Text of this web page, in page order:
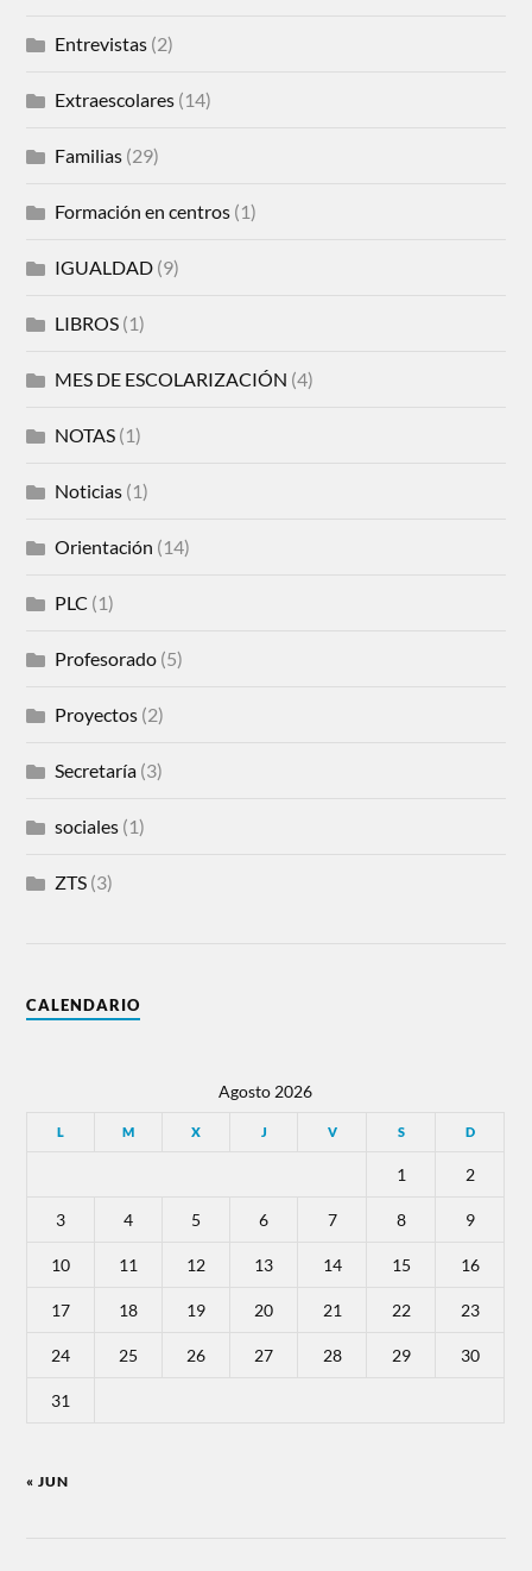
Entrevistas (2)
Extraescolares (14)
Familias (29)
Formación en centros (1)
IGUALDAD (9)
LIBROS (1)
MES DE ESCOLARIZACIÓN (4)
NOTAS (1)
Noticias (1)
Orientación (14)
PLC (1)
Profesorado (5)
Proyectos (2)
Secretaría (3)
sociales (1)
ZTS (3)
CALENDARIO
Agosto 2026
L M X J V S D
1 2
3 4 5 6 7 8 9
10 11 12 13 14 15 16
17 18 19 20 21 22 23
24 25 26 27 28 29 30
31
« JUN